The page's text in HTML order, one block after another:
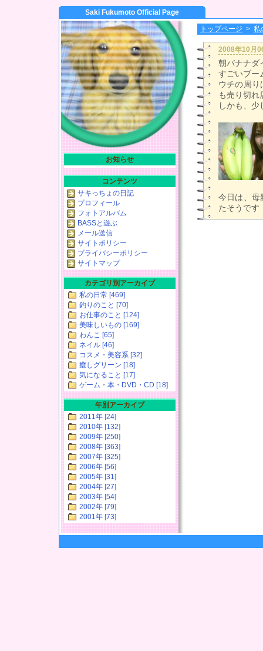
Saki Fukumoto Official Page
トップページ > 私
2008年10月
朝バナナダ
すごいブー
ウチの周り
も売り切れ
しかも、
今日は、母
たそうです
お知らせ
コンテンツ
サキっちょの日記
プロフィール
フォトアルバム
BASSと遊ぶ
メール送信
サイトポリシー
プライバシーポリシー
サイトマップ
カテゴリ別アーカイブ
私の日常 [469]
釣りのこと [70]
お仕事のこと [124]
美味しいもの [169]
わんこ [65]
ネイル [46]
コスメ・美容系 [32]
癒しグリーン [18]
気になること [17]
ゲーム・本・DVD・CD [18]
年別アーカイブ
2011年 [24]
2010年 [132]
2009年 [250]
2008年 [363]
2007年 [325]
2006年 [56]
2005年 [31]
2004年 [27]
2003年 [54]
2002年 [79]
2001年 [73]